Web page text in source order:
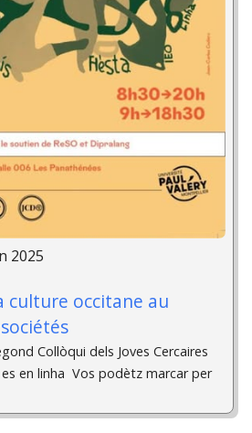
2025
culture occitane au
Collòqui dels Joves Cercaires
en linha Vos podètz marcar per